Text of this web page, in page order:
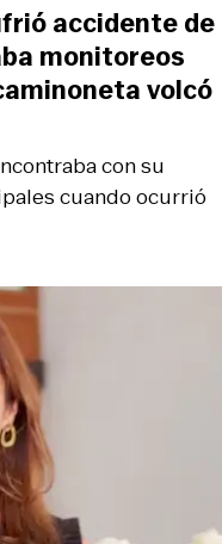
con su
cuando ocurrió
accidente de
monitoreos
volcó